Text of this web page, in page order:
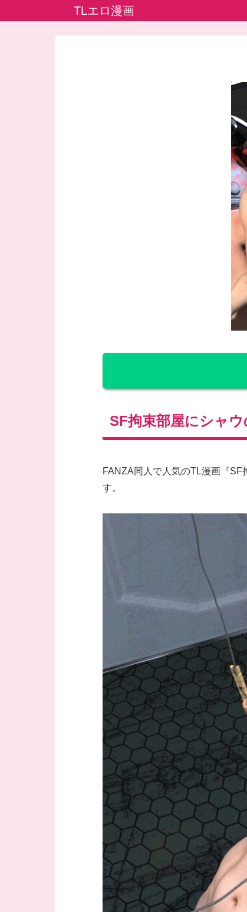
TLエロ漫画
SF拘束部屋にシャ
FANZA同人で人気のTL漫画『SF
す。